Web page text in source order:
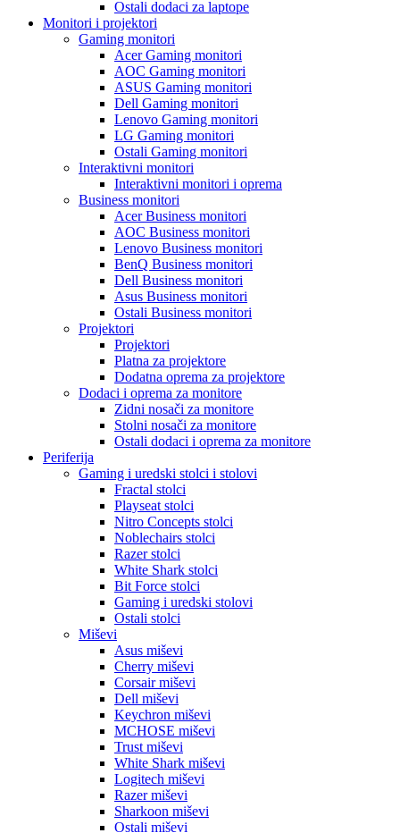
Ostali dodaci za laptope
Monitori i projektori
Gaming monitori
Acer Gaming monitori
AOC Gaming monitori
ASUS Gaming monitori
Dell Gaming monitori
Lenovo Gaming monitori
LG Gaming monitori
Ostali Gaming monitori
Interaktivni monitori
Interaktivni monitori i oprema
Business monitori
Acer Business monitori
AOC Business monitori
Lenovo Business monitori
BenQ Business monitori
Dell Business monitori
Asus Business monitori
Ostali Business monitori
Projektori
Projektori
Platna za projektore
Dodatna oprema za projektore
Dodaci i oprema za monitore
Zidni nosači za monitore
Stolni nosači za monitore
Ostali dodaci i oprema za monitore
Periferija
Gaming i uredski stolci i stolovi
Fractal stolci
Playseat stolci
Nitro Concepts stolci
Noblechairs stolci
Razer stolci
White Shark stolci
Bit Force stolci
Gaming i uredski stolovi
Ostali stolci
Miševi
Asus miševi
Cherry miševi
Corsair miševi
Dell miševi
Keychron miševi
MCHOSE miševi
Trust miševi
White Shark miševi
Logitech miševi
Razer miševi
Sharkoon miševi
Ostali miševi